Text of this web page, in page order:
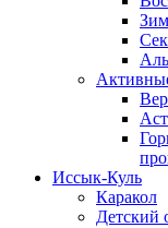
Иссык-Куль
Каракол
Детский